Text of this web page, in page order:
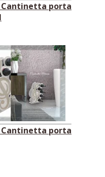
Cantinetta porta
Cantinetta porta